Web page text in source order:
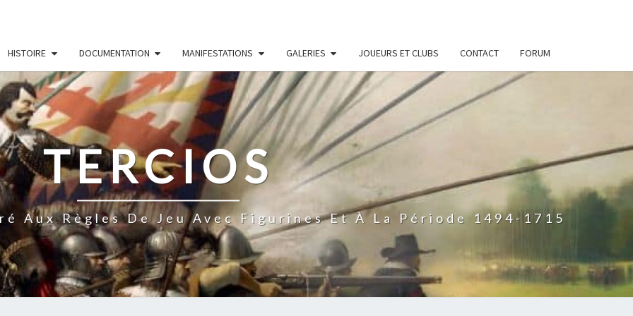
HISTOIRE DOCUMENTATION MANIFESTATIONS GALERIES JOUEURS ET CLUBS CONTACT FORUM
TERCIOS
Aux Règles De Jeu Avec Figurines Et À La Période 1494-1715